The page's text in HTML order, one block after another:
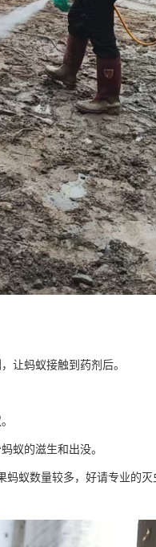
让蚂蚁接触到药剂后。
蚁的滋生和出没。
蚂蚁数量较多，好请专业的灭